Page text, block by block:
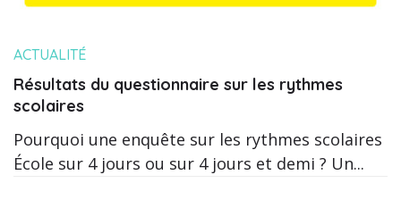
ACTUALITÉ
Résultats du questionnaire sur les rythmes
scolaires
Pourquoi une enquête sur les rythmes scolaires
École sur 4 jours ou sur 4 jours et demi ? Un...